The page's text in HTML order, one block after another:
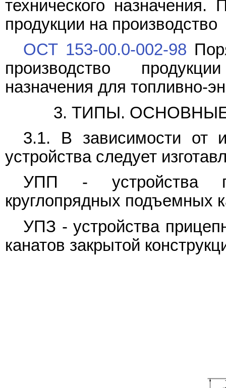
технического назначения.
продукции на производство
ОСТ 153-00.0-002-98
производство продукции
назначения для топливно-
3. ТИПЫ.
3.1. В зависимости от
устройства следует
УПП - устройства
круглопрядных подъемных
УПЗ - устройства
канатов закрытой